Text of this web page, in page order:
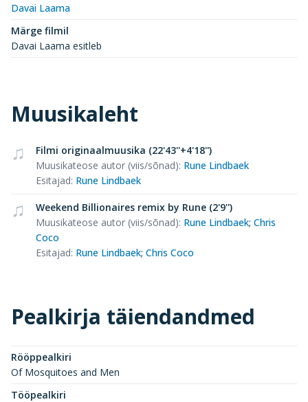
Davai Laama
Märge filmil
Davai Laama esitleb
Muusikaleht
Filmi originaalmuusika (22'43''+4'18'')
Muusikateose autor (viis/sõnad): Rune Lindbaek
Esitajad: Rune Lindbaek
Weekend Billionaires remix by Rune (2'9'')
Muusikateose autor (viis/sõnad): Rune Lindbaek; Chris
Coco
Esitajad: Rune Lindbaek; Chris Coco
Pealkirja täiendandmed
Rööppealkiri
Of Mosquitoes and Men
Tööpealkiri